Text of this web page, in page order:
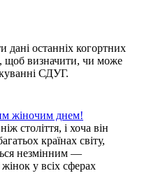
дані останніх когортних
щоб визначити, чи може
СДУГ.
жіночим днем!
століття, і хоча він
країнах світу,
незмінним —
у всіх сферах